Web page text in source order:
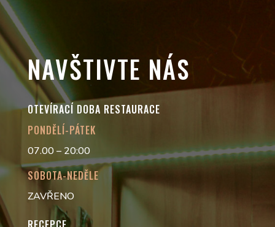
NAVŠTIVTE NÁS
OTEVÍRACÍ DOBA RESTAURACE
PONDĚLÍ-PÁTEK
07.00 – 20:00
SOBOTA-NEDĚLE
ZAVŘENO